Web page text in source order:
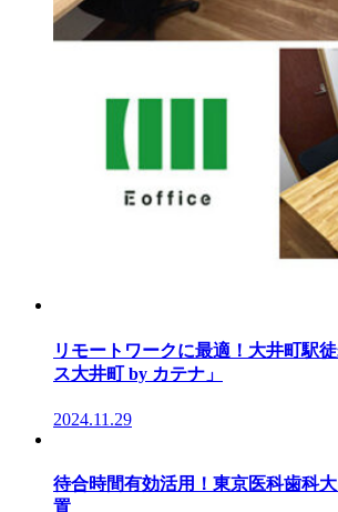
リモートワークに最適！大井町駅
ス大井町 by カテナ」
2024.11.29
待合時間有効活用！東京医科歯科
置